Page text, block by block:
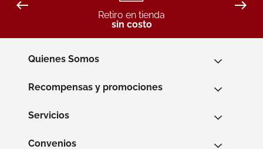
Retiro en tienda
sin costo
Quienes Somos
Recompensas y promociones
Servicios
Convenios